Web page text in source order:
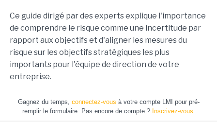
Ce guide dirigé par des experts explique l'importance
de comprendre le risque comme une incertitude par
rapport aux objectifs et d'aligner les mesures du
risque sur les objectifs stratégiques les plus
importants pour l'équipe de direction de votre
entreprise.
Gagnez du temps, connectez-vous à votre compte LMI pour pré-
remplir le formulaire. Pas encore de compte ? Inscrivez-vous.